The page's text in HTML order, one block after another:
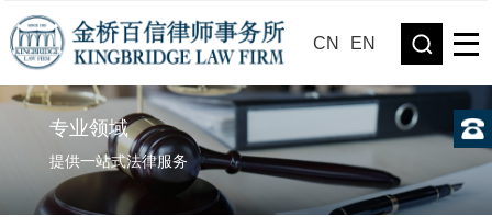
CN EN
专业领域
提供一站式法律服务